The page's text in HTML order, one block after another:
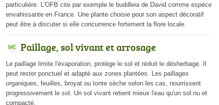
particulière. L'OFB cite par exemple le buddleia de David comme espèce
envahissante en France. Une plante choisie pour son aspect décoratif
peut être à discuter si elle concurrence fortement la flore locale.
Paillage, sol vivant et arrosage
Le paillage limite l'évaporation, protège le sol et réduit le désherbage. Il
peut rester ponctuel et adapté aux zones plantées. Les paillages
organiques, feuilles, broyat ou tonte sèche selon les cas, nourrissent
progressivement le sol. Un sol vivant retient mieux l'eau qu'un sol nu et
compacté.